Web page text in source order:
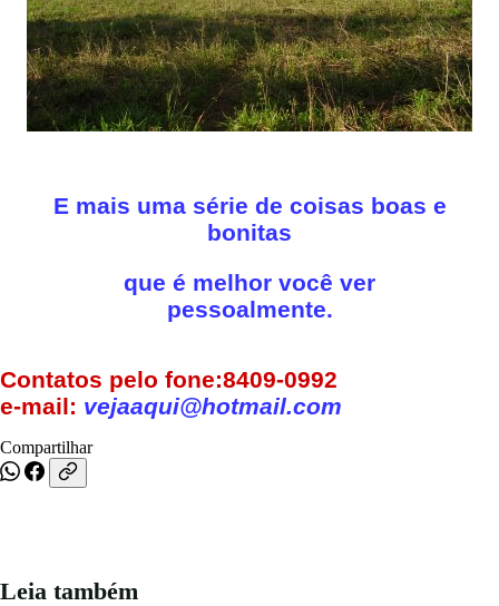
E mais uma série de coisas boas e
bonitas
que é melhor você ver
pessoalmente.
Contatos pelo fone:8409-0992
e-mail: vejaaqui@hotmail.com
Compartilhar
Leia também